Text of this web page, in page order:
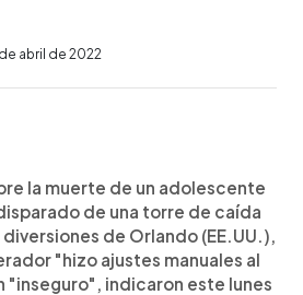
abril de 2022
la muerte de un adolescente
de una torre de caída
de Orlando (EE.UU.),
"hizo ajustes manuales al
"inseguro", indicaron este lunes